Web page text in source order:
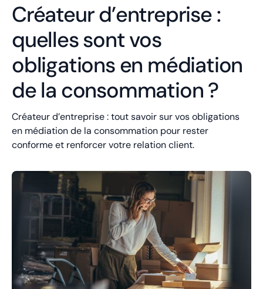
Créateur d’entreprise :
quelles sont vos
obligations en médiation
de la consommation ?
Créateur d’entreprise : tout savoir sur vos obligations
en médiation de la consommation pour rester
conforme et renforcer votre relation client.